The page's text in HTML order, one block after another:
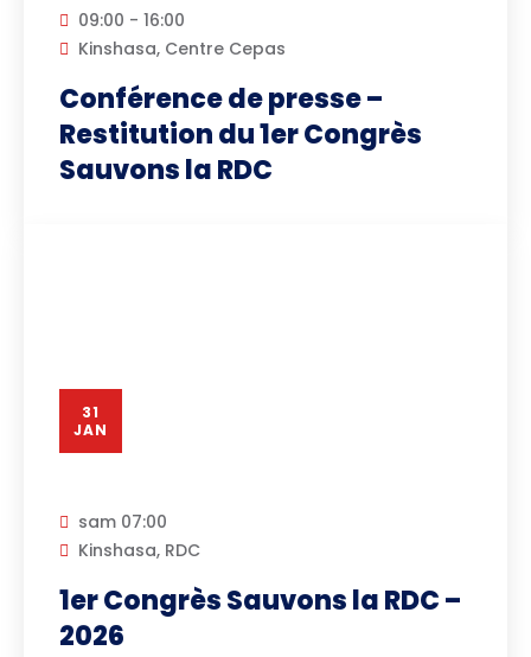
09:00 - 16:00
Kinshasa, Centre Cepas
Conférence de presse –
Restitution du 1er Congrès
Sauvons la RDC
31
JAN
sam 07:00
Kinshasa, RDC
1er Congrès Sauvons la RDC –
2026